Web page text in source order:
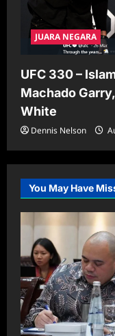
JUARA NEGARA
UFC 330 –
Machado
White
Dennis Nelson
You May Have